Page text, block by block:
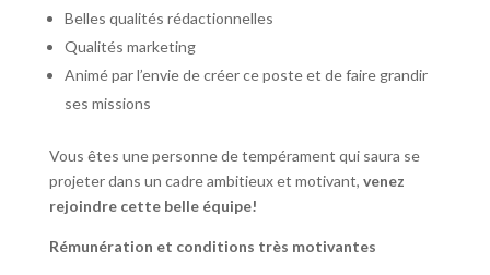
Belles qualités rédactionnelles
Qualités marketing
Animé par l’envie de créer ce poste et de faire grandir
ses missions
Vous êtes une personne de tempérament qui saura se
projeter dans un cadre ambitieux et motivant, venez
rejoindre cette belle équipe!
Rémunération et conditions très motivantes